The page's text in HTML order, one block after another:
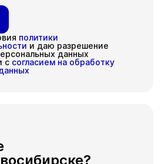
политики
и даю разрешение
данных
с согласием на обработку